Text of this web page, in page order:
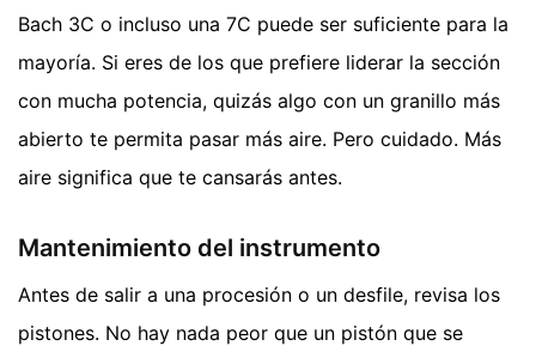
Bach 3C o incluso una 7C puede ser suficiente para la
mayoría. Si eres de los que prefiere liderar la sección
con mucha potencia, quizás algo con un granillo más
abierto te permita pasar más aire. Pero cuidado. Más
aire significa que te cansarás antes.
Mantenimiento del instrumento
Antes de salir a una procesión o un desfile, revisa los
pistones. No hay nada peor que un pistón que se